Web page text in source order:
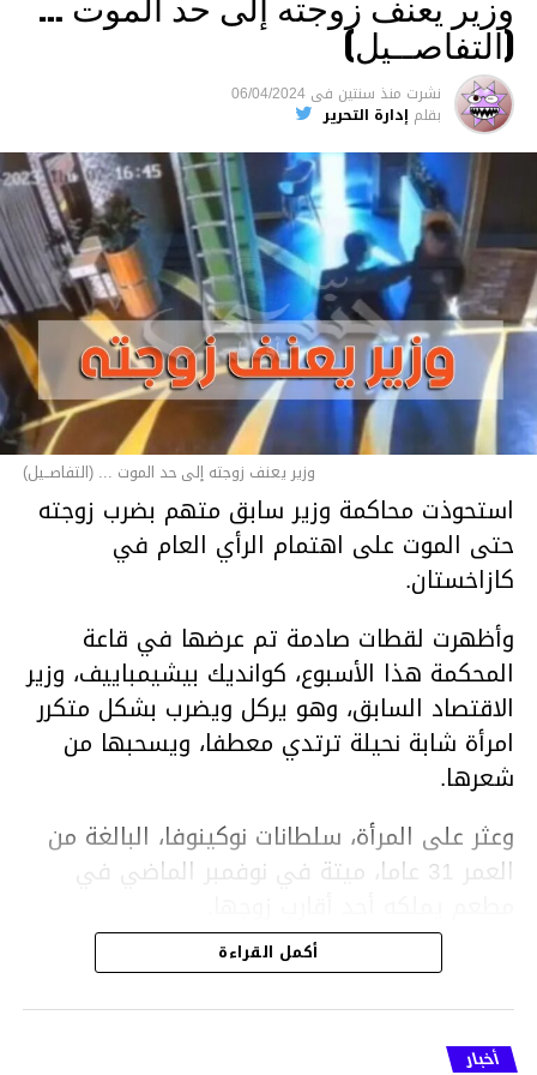
(التفاصــيل)
نشرت منذ سنتين فى 06/04/2024
بقلم إدارة التحرير
وزير يعنف زوجته إلى حد الموت ... (التفاصــيل)
استحوذت محاكمة وزير سابق متهم بضرب زوجته
حتى الموت على اهتمام الرأي العام في
كازاخستان.
وأظهرت لقطات صادمة تم عرضها في قاعة
المحكمة هذا الأسبوع، كوانديك بيشيمباييف، وزير
الاقتصاد السابق، وهو يركل ويضرب بشكل متكرر
امرأة شابة نحيلة ترتدي معطفا، ويسحبها من
شعرها.
وعثر على المرأة، سلطانات نوكينوفا، البالغة من
العمر 31 عاما، ميتة في نوفمبر الماضي في
ووفقا لتقرير الطبيب الشرعي، توفيت نوكينوفا
متأثرة بصدمة في الدماغ، وكانت إحدى عظام
أنفها مكسورة وكانت هناك كدمات متعددة على
أكمل القراءة
أخبار